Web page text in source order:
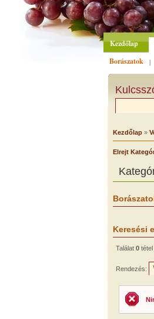
Kezdőlap
Borászatok
|
Kezdőlap»
Elrejt
Keresési
Találat 0tétel
Rendezés: